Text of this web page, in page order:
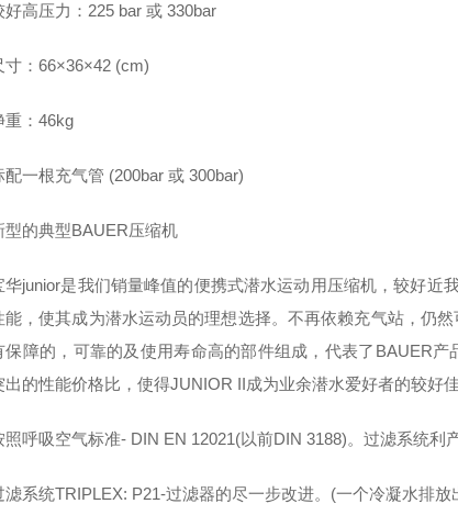
压力：225 bar 或 330bar
66×36×42 (cm)
46kg
根充气管 (200bar 或 300bar)
典型BAUER压缩机
是我们销量峰值的便携式潜水运动用压缩机，较好近
能，使其成为潜水运动员的理想选择。不再依赖充气站，仍
保障的，可靠的及使用寿命高的部件组成，代表了BAUER
出的性能价格比，使得JUNIOR II成为业余潜水爱好者的较好佳
吸空气标准- DIN EN 12021(以前DIN 3188)。过滤系统利产
统TRIPLEX: P21-过滤器的尽一步改进。(一个冷凝水排放